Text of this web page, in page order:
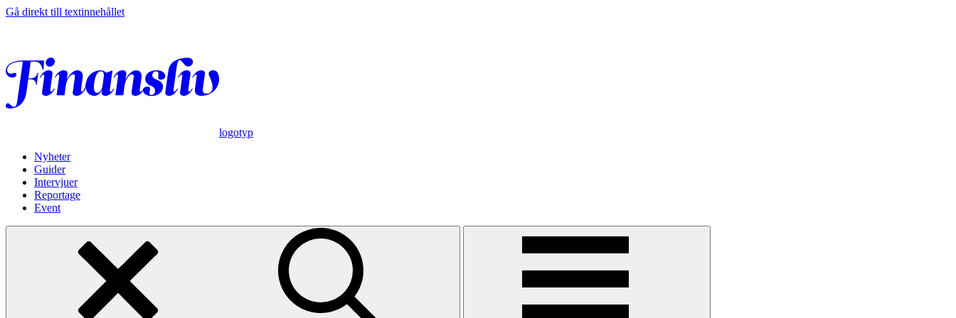
Gå direkt till textinnehållet
logotyp
Nyheter
Guider
Intervjuer
Reportage
Event